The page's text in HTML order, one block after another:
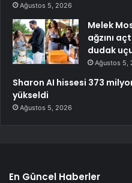
Ağustos 5, 2026
Melek
ağzını
dudak
Ağustos 5,
Sharon AI hissesi 373
yükseldi
Ağustos 5, 2026
En Güncel Haberler